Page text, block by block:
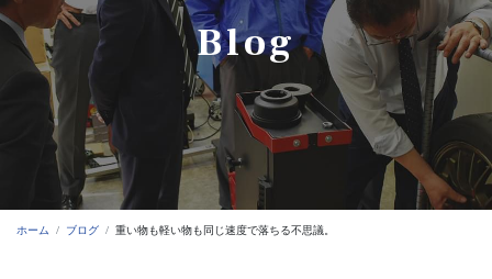
Blog
ホーム ブログ 重い物も軽い物も同じ速度で落ちる不思議。